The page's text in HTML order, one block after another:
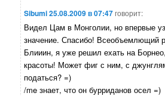
Sibumi25.08.2009 в 07:47говорит:
Видел Цам в Монголии, но впервые
значение. Спасибо! Всеобъемлющий
Блииин, я уже решил ехать на
красоты! Может фиг с ним, с
податься? =)
/me знает, что он бурриданов осел =)